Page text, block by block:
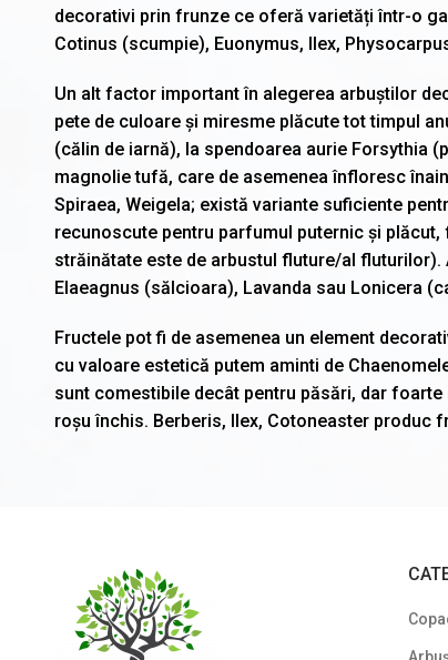
decorativi prin frunze ce oferă varietăți într-o
Cotinus (scumpie), Euonymus, Ilex,
Un alt factor important în alegerea arbuștilor
pete de culoare și miresme plăcute tot timpul
(călin de iarnă), la spendoarea aurie Forsythia
magnolie tufă, care de asemenea înfloresc
Spiraea, Weigela; există variante suficiente
recunoscute pentru parfumul puternic și
străinătate este de arbustul fluture/al
Elaeagnus (sălcioara), Lavanda sau Lonicera
Fructele pot fi de asemenea un element
cu valoare estetică putem aminti de
sunt comestibile decât pentru păsări, dar
roșu închis. Berberis, Ilex, Cotoneaster produc